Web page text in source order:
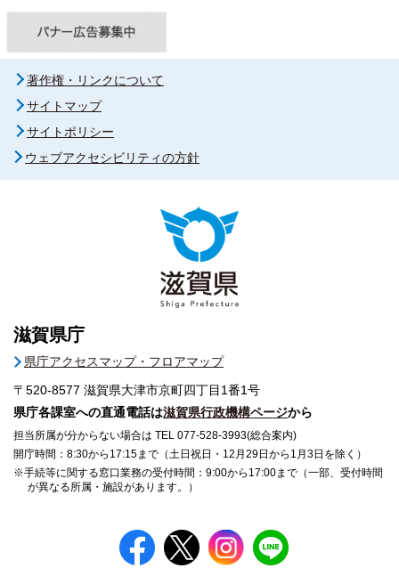
著作権・リンクについて
サイトマップ
サイトポリシー
ウェブアクセシビリティの方針
滋賀県庁
県庁アクセスマップ・フロアマップ
〒520-8577 滋賀県大津市京町四丁目1番1号
県庁各課室への直通電話は滋賀県行政機構ページから
担当所属が分からない場合は TEL 077-528-3993(総合案内)
開庁時間：8:30から17:15まで（土日祝日・12月29日から1月3日を除く）
※手続等に関する窓口業務の受付時間：9:00から17:00まで（一部、受付時間
が異なる所属・施設があります。）